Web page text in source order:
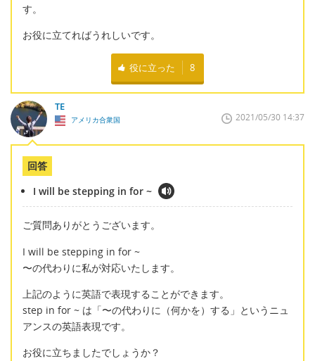
す。
お役に立てればうれしいです。
役に立った 8
TE
アメリカ合衆国 2021/05/30 14:37
回答
I will be stepping in for ~
ご質問ありがとうございます。
I will be stepping in for ~
〜の代わりに私が対応いたします。
上記のように英語で表現することができます。
step in for ~ は「〜の代わりに（何かを）する」というニュ
アンスの英語表現です。
お役に立ちましたでしょうか？